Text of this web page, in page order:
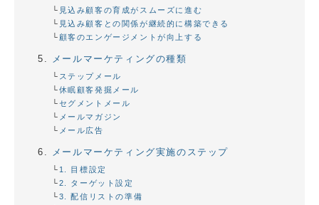
見込み顧客の育成がスムーズに進む
見込み顧客との関係が継続的に構築できる
顧客のエンゲージメントが向上する
メールマーケティングの種類
ステップメール
休眠顧客発掘メール
セグメントメール
メールマガジン
メール広告
メールマーケティング実施のステップ
1. 目標設定
2. ターゲット設定
3. 配信リストの準備